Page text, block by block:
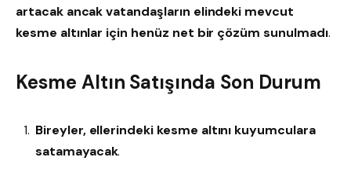
artacak ancak vatandaşların elindeki mevcut
kesme altınlar için henüz net bir çözüm sunulmadı.
Kesme Altın Satışında Son Durum
Bireyler, ellerindeki kesme altını kuyumculara
satamayacak.